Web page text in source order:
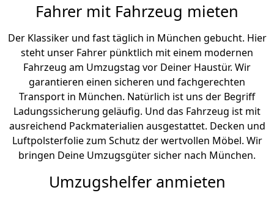
Fahrer mit Fahrzeug mieten
Der Klassiker und fast täglich in München gebucht. Hier
steht unser Fahrer pünktlich mit einem modernen
Fahrzeug am Umzugstag vor Deiner Haustür. Wir
garantieren einen sicheren und fachgerechten
Transport in München. Natürlich ist uns der Begriff
Ladungssicherung geläufig. Und das Fahrzeug ist mit
ausreichend Packmaterialien ausgestattet. Decken und
Luftpolsterfolie zum Schutz der wertvollen Möbel. Wir
bringen Deine Umzugsgüter sicher nach München.
Umzugshelfer anmieten